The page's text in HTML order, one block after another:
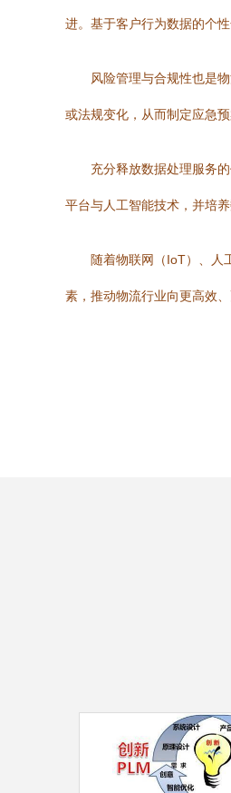
进。基于客户行为数据的个
风险管理与合规性也是
或法规变化，从而制定应急
充分释放数据处理服务
平台与人工智能技术，并培
随着物联网（IoT）、人
素，推动物流行业向更高效